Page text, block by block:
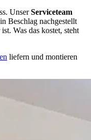
UnserServiceteam
Beschlag nachgestellt
Was das kostet, steht
liefern und montieren